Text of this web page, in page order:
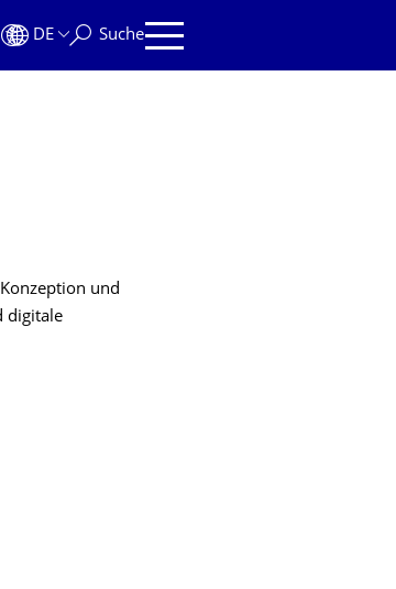
DE Suche
und
digitale